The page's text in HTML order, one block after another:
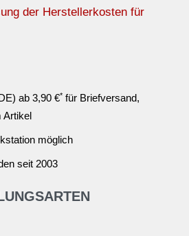
der Herstellerkosten für
ab 3,90 €*für Briefversand,
Artikel
möglich
seit 2003